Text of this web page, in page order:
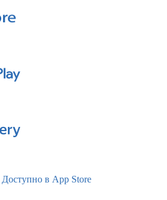
Доступно в App Store